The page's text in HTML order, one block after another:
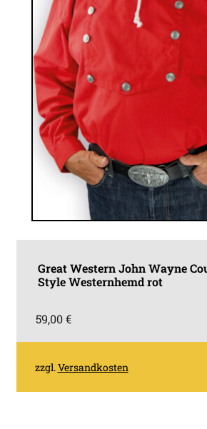
gewählt
werden
Great Western John Wayne
Style Westernhemd rot
59,00€
zzgl.VersandkostenDieses